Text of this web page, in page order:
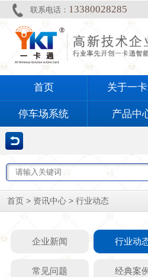
联系电话： 13380028285
首页 关于一
停车场系统 产品中
首页 > 资讯中心 > 行业动态
企业新闻 行业动
常见问题 经典案例